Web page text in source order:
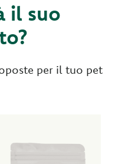
il suo
per il tuo pet